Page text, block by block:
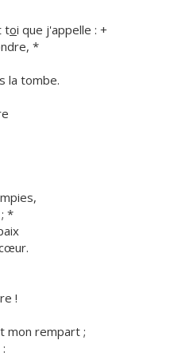
toi que j'appelle : +
*
la tombe.
*
!
mon rempart ;